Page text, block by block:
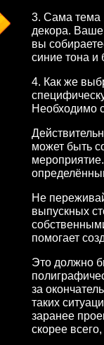
3. Сама тема
декора.
вы
синие тона и
4. Как же
Необходимо
может быть
Не
выпускных
помогает
Это должно
за
таких
заранее
скорее